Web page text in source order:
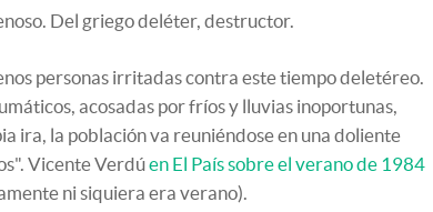
Del griego deléter, destructor.
personas irritadas contra este tiempo deletéreo.
acosadas por fríos y lluvias inoportunas,
ira, la población va reuniéndose en una doliente
Vicente Verdúen El País sobre el verano de 1984
ni siquiera era verano).